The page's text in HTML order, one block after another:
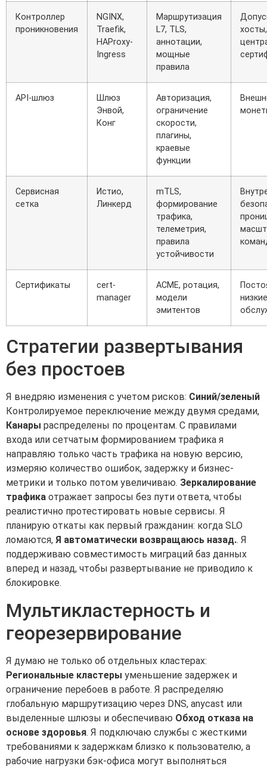
Контроллер
проникновения
NGINX,
Traefik,
HAProxy-
Ingress
Маршрутизация
L7, TLS,
аннотации,
мощные
правила
хосты,
API-шлюз
Шлюз
Энвой,
Конг
Авторизация,
ограничение
скорости,
плагины,
краевые
функции
Сервисная
сетка
Истио,
Линкерд
mTLS,
формирование
трафика,
телеметрия,
правила
устойчивости
Сертификаты
cert-
manager
ACME, ротация,
модели
эмитентов
Стратегии развертывания
без простоев
Я внедряю изменения с учетом рисков: Синий/зеленый
Контролируемое переключение между двумя средами,
Канары распределены по процентам. С правилами
входа или сетчатым формированием трафика я
направляю только часть трафика на новую версию,
измеряю количество ошибок, задержку и бизнес-
метрики и только потом увеличиваю. Зеркалирование
трафика отражает запросы без пути ответа, чтобы
реалистично протестировать новые сервисы. Я
планирую откаты как первый гражданин: когда SLO
ломаются, Я автоматически возвращаюсь назад.. Я
поддерживаю совместимость миграций баз данных
вперед и назад, чтобы развертывание не приводило к
блокировке.
Мультикластерность и
георезервирование
Я думаю не только об отдельных кластерах:
Региональные кластеры уменьшение задержек и
ограничение перебоев в работе. Я распределяю
глобальную маршрутизацию через DNS, anycast или
выделенные шлюзы и обеспечиваю Обход отказа на
основе здоровья. Я подключаю службы с жесткими
требованиями к задержкам близко к пользователю, а
рабочие нагрузки бэк-офиса могут выполняться